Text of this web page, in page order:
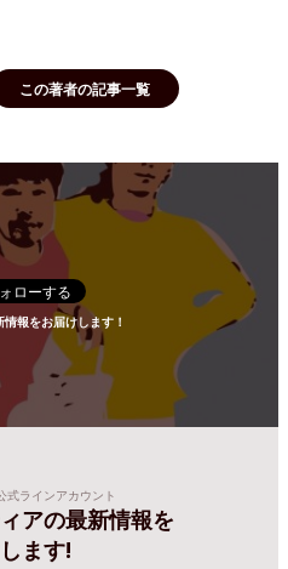
この著者の記事一覧
報をお届けします！
式ラインアカウント
アの最新情報を
ます!